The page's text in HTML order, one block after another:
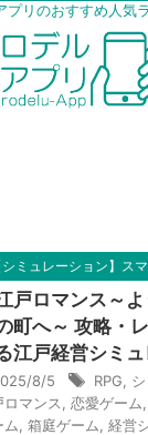
プリのおすすめ人気
シミュレーション】ス
戸ロマンス～
町へ～ 攻略・
江戸経営シミ
8/5 RPG
ロマンス
恋愛ゲーム
ム
箱庭ゲーム 経営